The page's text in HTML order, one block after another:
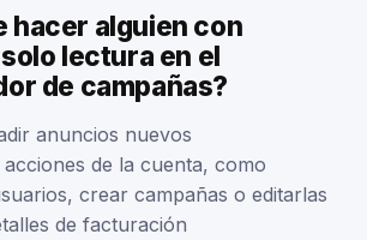
hacer alguien con
lectura en el
de campañas?
anuncios nuevos
de la cuenta, como
crear campañas o editarlas
de facturación